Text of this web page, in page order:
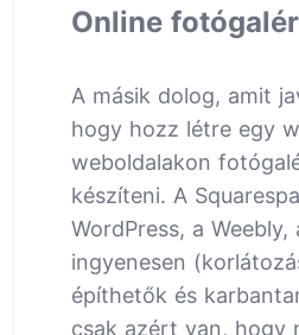
Online
A másik dolog, amit
hogy hozz létre egy
weboldalakon
készíteni. A
WordPress, a Weebly,
ingyenesen
építhetők és
csak azért van, hogy